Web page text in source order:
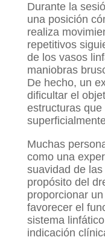
Durante la
una posición
realiza
repetitivos
de los vasos
maniobras
De hecho, un
dificultar el
estructuras
Muchas
como una
suavidad de
propósito del
proporcionar
favorecer el
sistema
indicación